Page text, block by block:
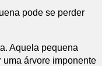
pode se perder
Aquela pequena
uma árvore imponente